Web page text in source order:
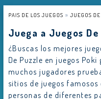
PAIS DE LOS JUEGOS JUEGOS
Juega a Juegos
¿Buscas los mejores
De Puzzle en juegos
muchos jugadores
sitios de juegos
personas de diferentes